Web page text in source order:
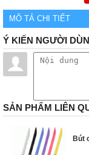
MÔ TẢ CHI TIẾT
Ý KIẾN NGƯỜI
SẢN PHẨM LIÊN
Bút